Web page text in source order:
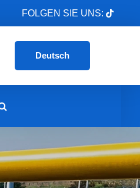
FOLGEN SIE UNS:
Deutsch